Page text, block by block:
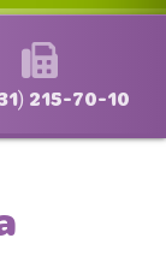
215-70-10